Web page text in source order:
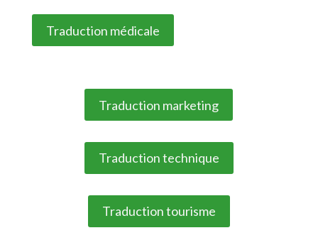
Traduction médicale
Traduction marketing
Traduction technique
Traduction tourisme